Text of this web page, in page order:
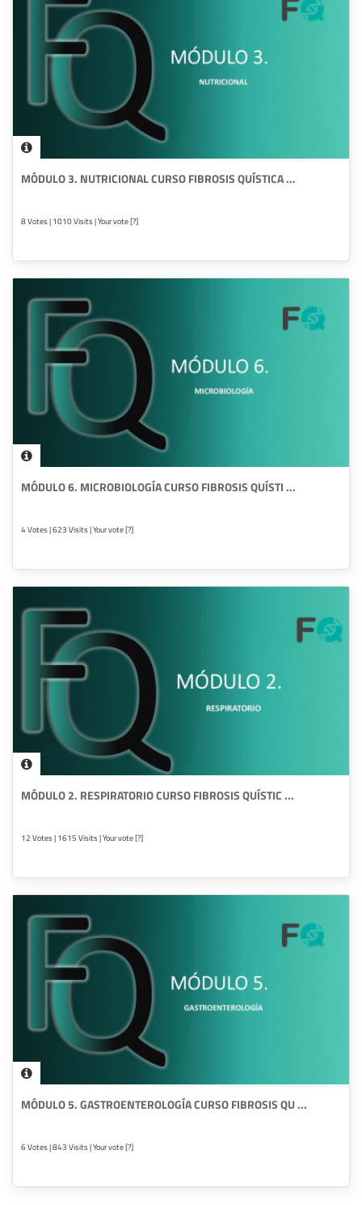
MÓDULO 3. NUTRICIONAL CURSO FIBROSIS QUÍSTICA ...
8 Votes | 1010 Visits | Your vote [?]
MÓDULO 6. MICROBIOLOGÍA CURSO FIBROSIS QUÍSTI ...
4 Votes | 623 Visits | Your vote [?]
MÓDULO 2. RESPIRATORIO CURSO FIBROSIS QUÍSTIC ...
12 Votes | 1615 Visits | Your vote [?]
MÓDULO 5. GASTROENTEROLOGÍA CURSO FIBROSIS QU ...
6 Votes | 843 Visits | Your vote [?]